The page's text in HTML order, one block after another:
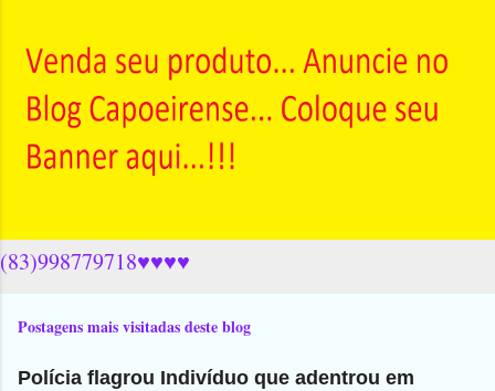
(83)998779718♥♥♥♥
Postagens mais visitadas deste blog
Polícia flagrou Indivíduo que adentrou em